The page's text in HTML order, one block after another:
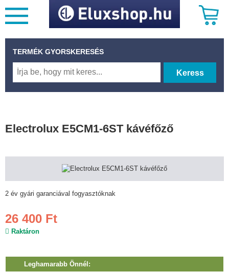
TERMÉK GYORSKERESÉS
Keress
Electrolux E5CM1-6ST kávéfőző
2 év gyári garanciával fogyasztóknak
26 400 Ft
Raktáron
Leghamarabb Önnél: